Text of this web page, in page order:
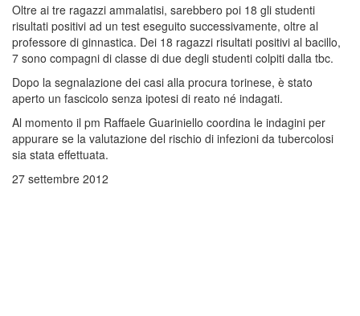
Oltre ai tre ragazzi ammalatisi, sarebbero poi 18 gli studenti
risultati positivi ad un test eseguito successivamente, oltre al
professore di ginnastica. Dei 18 ragazzi risultati positivi al bacillo,
7 sono compagni di classe di due degli studenti colpiti dalla tbc.
Dopo la segnalazione dei casi alla procura torinese, è stato
aperto un fascicolo senza ipotesi di reato né indagati.
Al momento il pm Raffaele Guariniello coordina le indagini per
appurare se la valutazione del rischio di infezioni da tubercolosi
sia stata effettuata.
27 settembre 2012